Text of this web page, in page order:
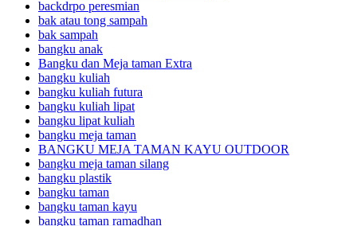
backdrpo peresmian
bak atau tong sampah
bak sampah
bangku anak
Bangku dan Meja taman Extra
bangku kuliah
bangku kuliah futura
bangku kuliah lipat
bangku lipat kuliah
bangku meja taman
BANGKU MEJA TAMAN KAYU OUTDOOR
bangku meja taman silang
bangku plastik
bangku taman
bangku taman kayu
bangku taman ramadhan